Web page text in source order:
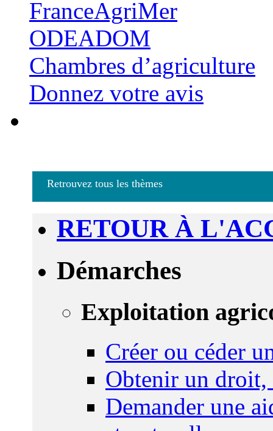
FranceAgriMer
ODEADOM
Chambres d’agriculture
Donnez votre avis
Retrouvez tous les thèmes
RETOUR À
Démarches
Exploitation
Créer ou céder
Obtenir un droit,
Demander une